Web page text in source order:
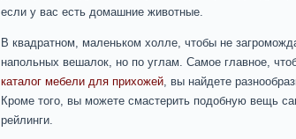
если у вас есть домашние животные.
В квадратном, маленьком холле, чтобы не
напольных вешалок, но по углам. Самое главное,
каталог мебели для прихожей, вы найдете
Кроме того, вы можете смастерить подобную вещь
рейлинги.